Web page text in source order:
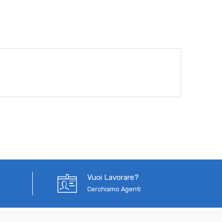
Vuoi Lavorare?
Cerchiamo Agenti